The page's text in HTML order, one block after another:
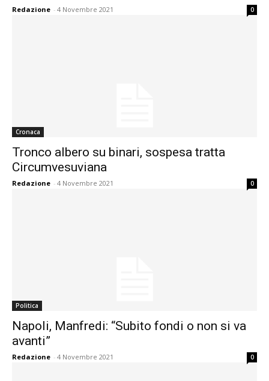
Redazione - 4 Novembre 2021 0
Cronaca
Tronco albero su binari, sospesa tratta
Circumvesuviana
Redazione - 4 Novembre 2021 0
Politica
Napoli, Manfredi: “Subito fondi o non si va
avanti”
Redazione - 4 Novembre 2021 0